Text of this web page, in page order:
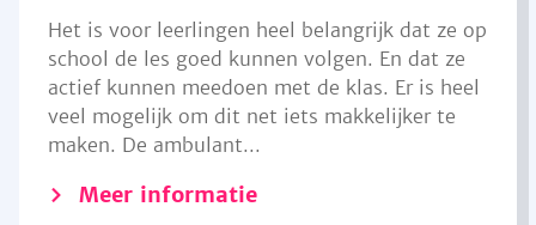
Het is voor leerlingen heel belangrijk dat ze op
school de les goed kunnen volgen. En dat ze
actief kunnen meedoen met de klas. Er is heel
veel mogelijk om dit net iets makkelijker te
maken. De ambulant...
Meer informatie